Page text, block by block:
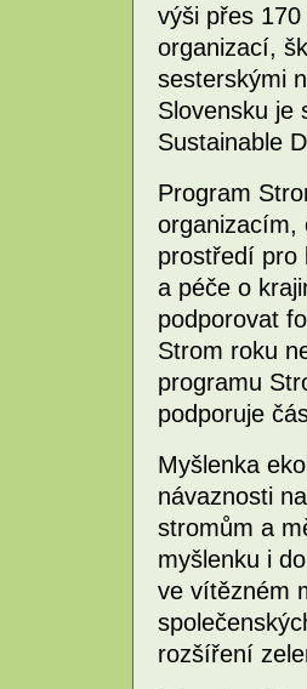
výši přes
organizací,
sesterskými
Slovensku je
Sustainable
Program
organizacím,
prostředí pro
a péče o
podporovat
Strom roku
programu
podporuje
Myšlenka
návaznosti
stromům a
myšlenku i
ve vítězném
rozšíření